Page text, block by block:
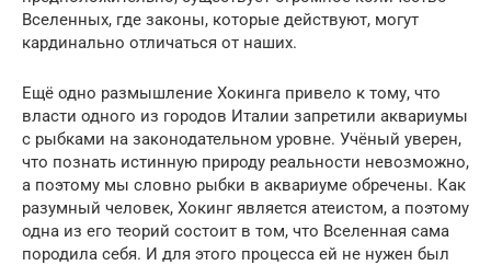
Вселенных, где законы, которые действуют, могут
кардинально отличаться от наших.
Ещё одно размышление Хокинга привело к тому, что
власти одного из городов Италии запретили аквариумы
с рыбками на законодательном уровне. Учёный уверен,
что познать истинную природу реальности невозможно,
а поэтому мы словно рыбки в аквариуме обречены. Как
разумный человек, Хокинг является атеистом, а поэтому
одна из его теорий состоит в том, что Вселенная сама
породила себя. И для этого процесса ей не нужен был